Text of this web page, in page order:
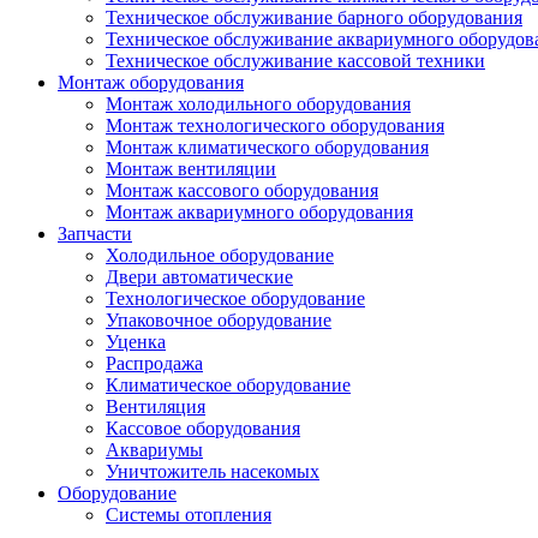
Техническое обслуживание барного оборудования
Техническое обслуживание аквариумного
Техническое обслуживание кассовой техники
Монтаж оборудования
Монтаж холодильного оборудования
Монтаж технологического оборудования
Монтаж климатического оборудования
Монтаж вентиляции
Монтаж кассового оборудования
Монтаж аквариумного оборудования
Запчасти
Холодильное оборудование
Двери автоматические
Технологическое оборудование
Упаковочное оборудование
Уценка
Распродажа
Климатическое оборудование
Вентиляция
Кассовое оборудования
Аквариумы
Уничтожитель насекомых
Оборудование
Системы отопления